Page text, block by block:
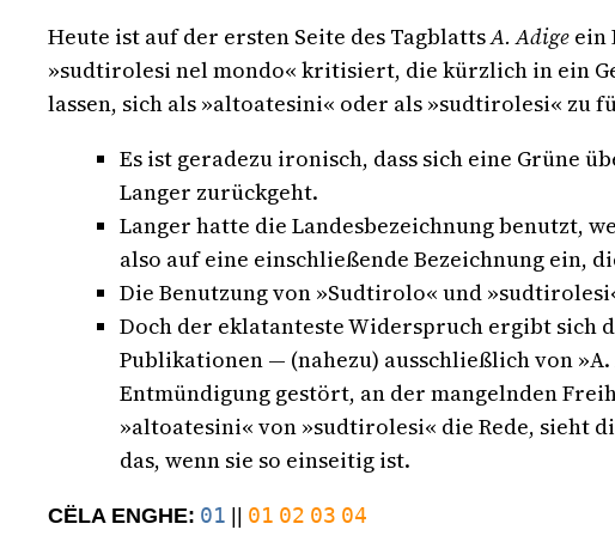
Heute ist auf der ersten Seite des TagblattsA. Adige ein
»sudtirolesi nel mondo« kritisiert, die kürzlich in ein
lassen, sich als »altoatesini« oder als »sudtirolesi« zu
Es ist geradezu ironisch, dass sich eine Grüne
Langer zurückgeht.
Langer hatte die Landesbezeichnung benutzt,
also auf eine einschließende Bezeichnung ein,
Die Benutzung von »Sudtirolo« und
Doch der eklatanteste Widerspruch ergibt sich
Publikationen — (nahezu) ausschließlich von
Entmündigung gestört, an der mangelnden
»altoatesini« von »sudtirolesi« die Rede, sieht
das, wenn sie so einseitig ist.
CËLA ENGHE: 01 01 02 03 04